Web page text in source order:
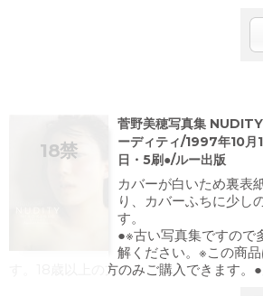
菅野美穂写真集
ーディティ/1997年10月
日・5刷●/ルー出版
カバーが白いため裏表
り、カバーふちに少し
す。
●※古い写真集ですので
解ください。※この商
す。18歳以上の方のみご購入できます。